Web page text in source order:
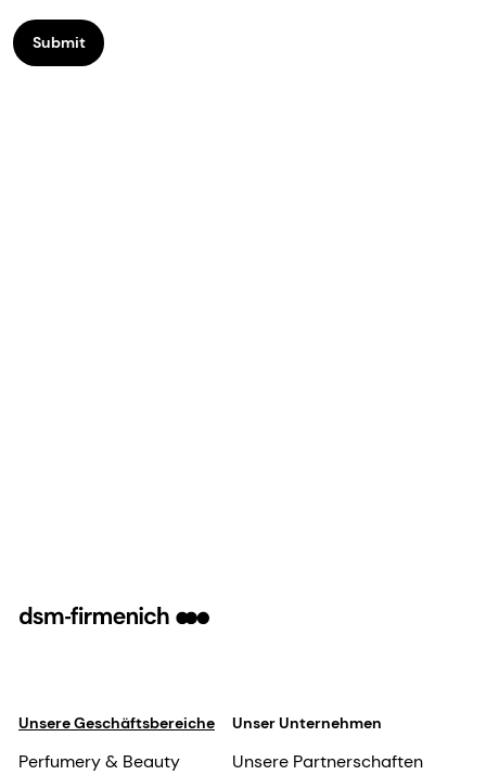
Submit
Unsere Geschäftsbereiche
Perfumery & Beauty
Unser Unternehmen
Unsere Partnerschaften